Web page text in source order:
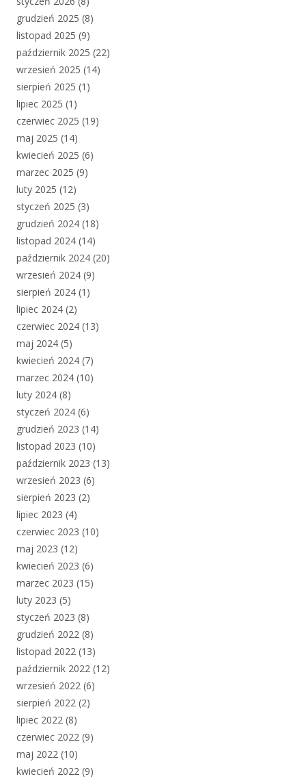
grudzień 2025 (8)
listopad 2025 (9)
październik 2025 (22)
wrzesień 2025 (14)
sierpień 2025 (1)
lipiec 2025 (1)
czerwiec 2025 (19)
maj 2025 (14)
kwiecień 2025 (6)
marzec 2025 (9)
luty 2025 (12)
styczeń 2025 (3)
grudzień 2024 (18)
listopad 2024 (14)
październik 2024 (20)
wrzesień 2024 (9)
sierpień 2024 (1)
lipiec 2024 (2)
czerwiec 2024 (13)
maj 2024 (5)
kwiecień 2024 (7)
marzec 2024 (10)
luty 2024 (8)
styczeń 2024 (6)
grudzień 2023 (14)
listopad 2023 (10)
październik 2023 (13)
wrzesień 2023 (6)
sierpień 2023 (2)
lipiec 2023 (4)
czerwiec 2023 (10)
maj 2023 (12)
kwiecień 2023 (6)
marzec 2023 (15)
luty 2023 (5)
styczeń 2023 (8)
grudzień 2022 (8)
listopad 2022 (13)
październik 2022 (12)
wrzesień 2022 (6)
sierpień 2022 (2)
lipiec 2022 (8)
czerwiec 2022 (9)
maj 2022 (10)
kwiecień 2022 (9)